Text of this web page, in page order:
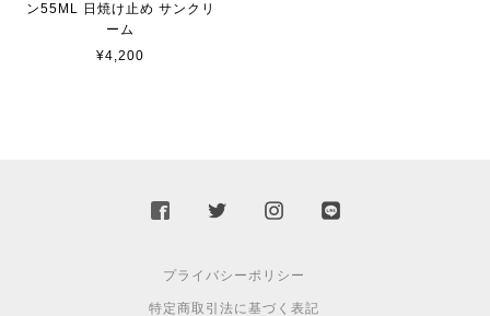
ン55ML 日焼け止め サンクリ
ーム
¥4,200
プライバシーポリシー
特定商取引法に基づく表記